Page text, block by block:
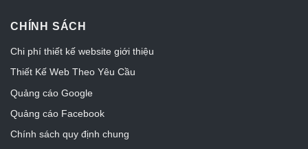
CHÍNH SÁCH
Chi phí thiết kế website giới thiệu
Thiết Kế Web Theo Yêu Cầu
Quảng cáo Google
Quảng cáo Facebook
Chính sách quy định chung